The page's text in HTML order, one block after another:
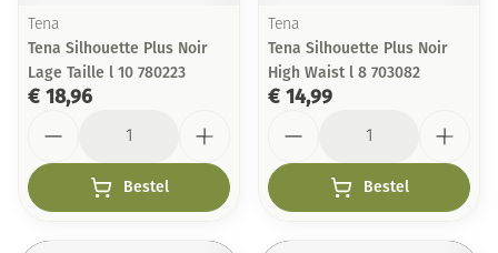
Tena
Tena Silhouette Plus Noir
Lage Taille l 10 780223
€ 18,96
Bestel
Tena
Tena Silhouette Plus Noir
High Waist l 8 703082
€ 14,99
Bestel